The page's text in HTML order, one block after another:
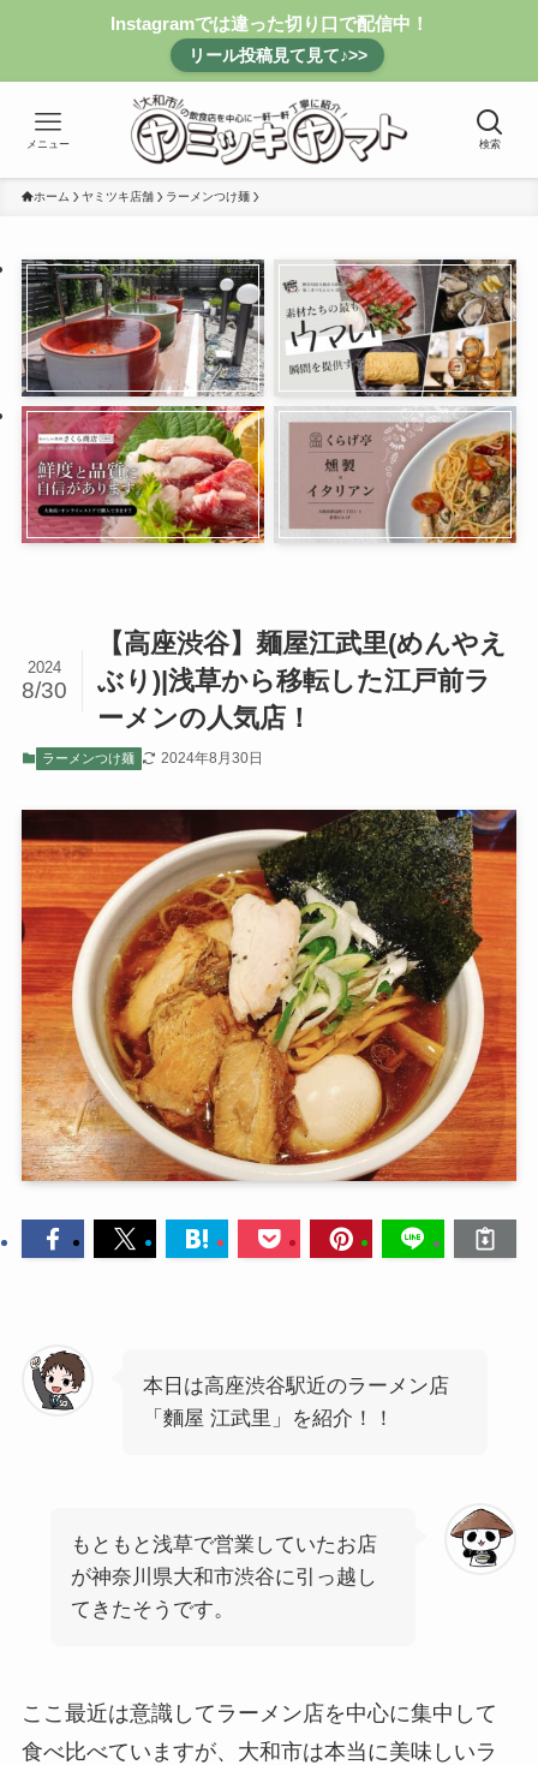
Instagramでは違った切り口で配信中！
リール投稿見て見て♪>>
検索
メニュー
ホーム ヤミツキ店舗 ラーメンつけ麺
【高座渋谷】麺屋江武里(めんやえ
ぶり)|浅草から移転した江戸前ラ
ーメンの人気店！
2024
8/30
ラーメンつけ麺 2024年8月30日
本日は高座渋谷駅近のラーメン店
「麵屋 江武里」を紹介！！
もともと浅草で営業していたお店
が神奈川県大和市渋谷に引っ越し
てきたそうです。
ここ最近は意識してラーメン店を中心に集中して
食べ比べていますが、大和市は本当に美味しいラ